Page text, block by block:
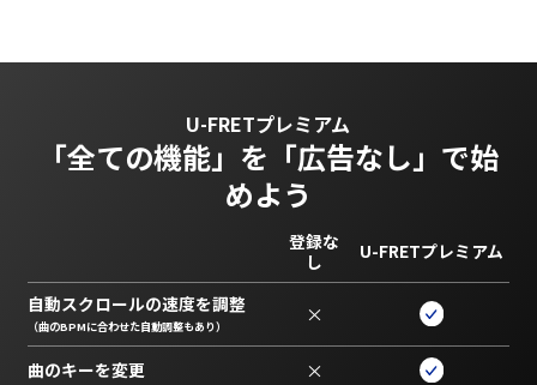
U-FRETプレミアム
「全ての機能」を 「広告なし」で始
めよう
登録な
し
U-FRETプレミアム
自動スクロールの速度を調整
（曲のBPMに合わせた自動調整もあり） ×
曲のキーを変更 ×